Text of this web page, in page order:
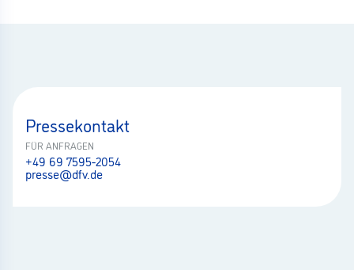
Pressekontakt
FÜR ANFRAGEN
+49 69 7595-2054
presse@dfv.de